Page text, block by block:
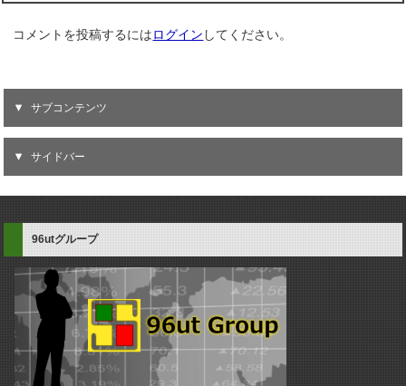
コメントを投稿するにはログイン してください。
サブコンテンツ
サイドバー
96utグループ